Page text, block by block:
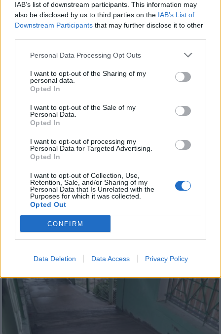
IAB’s list of downstream participants. This information may
also be disclosed by us to third parties on the IAB’s List of
Downstream Participants that may further disclose it to other
Personal Data Processing Opt Outs
I want to opt-out of the Sharing of my
personal data.
Opted In
I want to opt-out of the Sale of my
Personal Data.
Opted In
I want to opt-out of processing my
Personal Data for Targeted Advertising.
Opted In
I want to opt-out of Collection, Use,
Retention, Sale, and/or Sharing of my
Personal Data that Is Unrelated with the
Purposes for which it was collected.
Opted Out
CONFIRM
Data Deletion Data Access Privacy Policy